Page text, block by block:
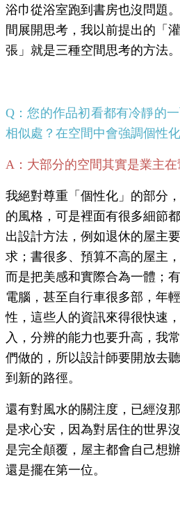
浴巾從浴室跑到書房也沒問題
間展開思考，我以前提出的「
張」就是三種空間思考的方法。
Q：您的作品初看都有冷靜的
相似處？在空間中會強調個性
A：大部分的空間其實是業主在
我絕對尊重「個性化」的部分
的風格，可是裡面有很多細節
出設計方法，例如退休的屋主
求；書很多、預算不高的屋主
而是把美感和實際合為一體；
電腦，甚至自行車很多部，年
性，這些人的資訊來得很快速
入，分辨的能力也要升高，我
們做的，所以設計師要開放去
到新的路徑。
還有對風水的關注度，已經沒
是求心安，因為對居住的世界
是完全顛覆，屋主都會自己想
還是擺在第一位。